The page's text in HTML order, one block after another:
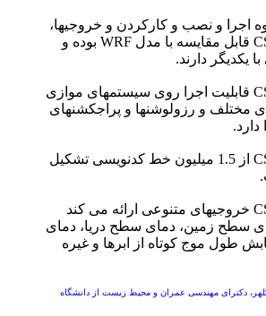
اجرا و نصب و کارکردن و خروجیها،
مدل CSEM قابل مقایسه با مدل WRF بوده و
یکدیگر دارند.
مدل CSEM قابلیت اجرا روی سیستمهای موازی
مختلف و رزولوشنها و پراجکشنهای
دارد.
مدل CSEM از 1.5 میلیون خط کدنویسی تشکیل
مدل CSEM خروجیهای متنوعی ارائه می کند
سطح زمین، دمای سطح دریا، دمای
طول موج کوتاه از ابرها و غیره
دکترای مهندسی عمران و محیط زیست از دانشگاه